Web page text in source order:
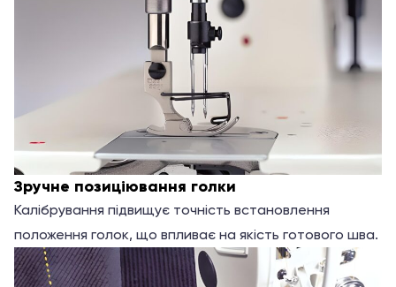
Зручне позиціювання голки
Калібрування підвищує точність встановлення
положення голок, що впливає на якість готового шва.